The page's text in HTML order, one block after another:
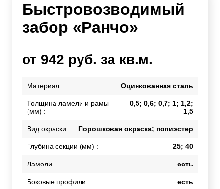
Быстровозводимый
забор «Ранчо»
от 942 руб. за кв.м.
Материал : Оцинкованная сталь
Толщина ламели и рамы
(мм) :
0,5; 0,6; 0,7; 1; 1,2;
1,5
Вид окраски : Порошковая окраска; полиэстер
Глубина секции (мм) : 25; 40
Ламели : есть
Боковые профили : есть